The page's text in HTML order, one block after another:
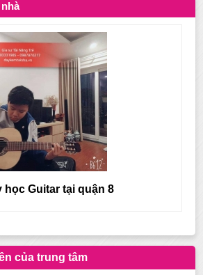
học Guitar tại quận 8
của trung tâm